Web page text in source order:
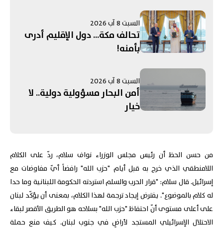
السبت 8 آب 2026
تحالف مكة... دول الإقليم أدرى
بأمنه!
السبت 8 آب 2026
أمن البحار مسؤولية دولية.. لا
خيار
من حسن الحظ أن رئيس مجلس الوزراء نواف سلام، ردّ على الكلام
اللامنطقي الذي خرج به قبل أيام "حزب الله" رافضاً أيّ مفاوضات مع
إسرائيل. قال سلام: "قرار الحرب والسلم استردته الحكومة اللبنانية وما حدا
له كلام بالموضوع". يفترض إيجاد ترجمة لهذا الكلام، بمعنى أن يؤكّد لبنان
على أعلى مستوى أنّ احتفاظ "حزب الله" بسلاحه هو الطريق الأقصر لبقاء
الاحتلال الإسرائيلي المستجد لأراضٍ في جنوب لبنان. كيف منع حملة